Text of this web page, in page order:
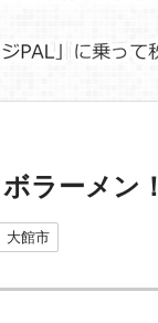
ラーメン！
大館市